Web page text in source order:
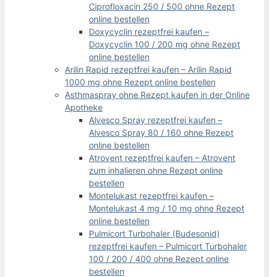
Ciprofloxacin 250 / 500 ohne Rezept
online bestellen
Doxycyclin rezeptfrei kaufen –
Doxycyclin 100 / 200 mg ohne Rezept
online bestellen
Arilin Rapid rezeptfrei kaufen – Arilin Rapid
1000 mg ohne Rezept online bestellen
Asthmaspray ohne Rezept kaufen in der Online
Apotheke
Alvesco Spray rezeptfrei kaufen –
Alvesco Spray 80 / 160 ohne Rezept
online bestellen
Atrovent rezeptfrei kaufen – Atrovent
zum inhalieren ohne Rezept online
bestellen
Montelukast rezeptfrei kaufen –
Montelukast 4 mg / 10 mg ohne Rezept
online bestellen
Pulmicort Turbohaler (Budesonid)
rezeptfrei kaufen – Pulmicort Turbohaler
100 / 200 / 400 ohne Rezept online
bestellen